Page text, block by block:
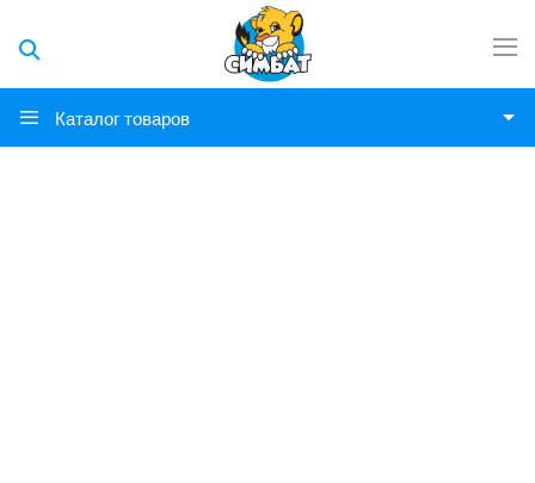
Каталог товаров